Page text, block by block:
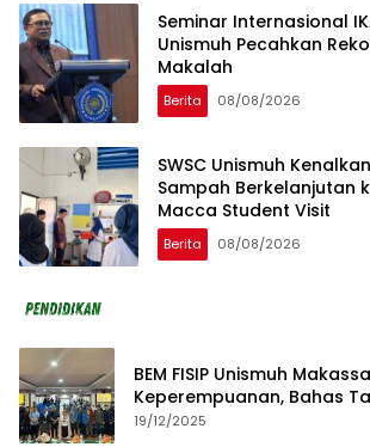
Seminar Internasional
Unismuh Pecahkan
Makalah
Berita 08/08/2026
SWSC Unismuh
Sampah Berkelanjutan
Macca Student Visit
Berita 08/08/2026
BEM FISIP Unismuh
Keperempuanan, Bahas
dan Budaya Lokal
19/12/2025